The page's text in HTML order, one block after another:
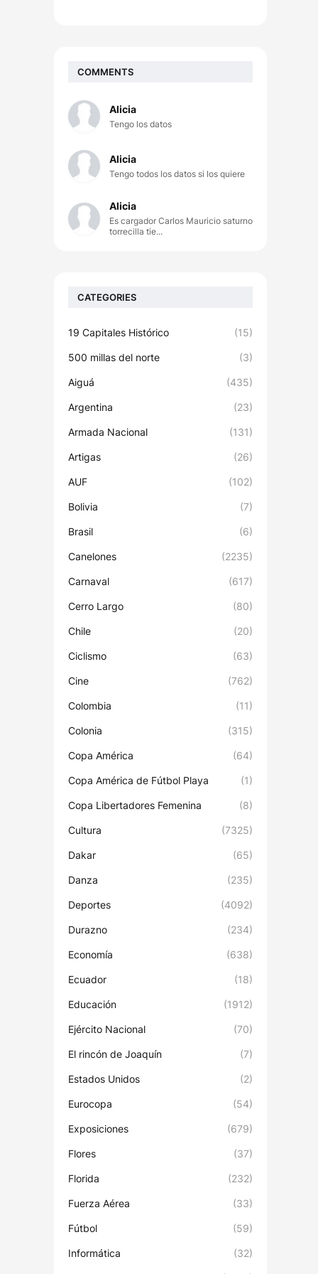
COMMENTS
Alicia
Tengo los datos
Alicia
Tengo todos los datos si los quiere
Alicia
Es cargador Carlos Mauricio saturno
torrecilla tie...
CATEGORIES
19 Capitales Histórico (15)
500 millas del norte (3)
Aiguá (435)
Argentina (23)
Armada Nacional (131)
Artigas (26)
AUF (102)
Bolivia (7)
Brasil (6)
Canelones (2235)
Carnaval (617)
Cerro Largo (80)
Chile (20)
Ciclismo (63)
Cine (762)
Colombia (11)
Colonia (315)
Copa América (64)
Copa América de Fútbol Playa (1)
Copa Libertadores Femenina (8)
Cultura (7325)
Dakar (65)
Danza (235)
Deportes (4092)
Durazno (234)
Economía (638)
Ecuador (18)
Educación (1912)
Ejército Nacional (70)
El rincón de Joaquín (7)
Estados Unidos (2)
Eurocopa (54)
Exposiciones (679)
Flores (37)
Florida (232)
Fuerza Aérea (33)
Fútbol (59)
Informática (32)